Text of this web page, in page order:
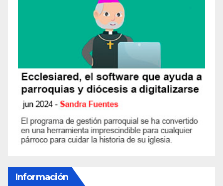
Información